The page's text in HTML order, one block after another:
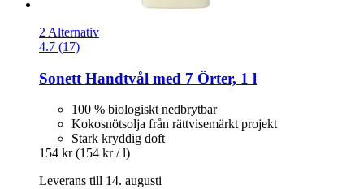
2 Alternativ
4.7 (17)
Sonett Handtvål med 7 Örter, 1 l
100 % biologiskt nedbrytbar
Kokosnötsolja från rättvisemärkt projekt
Stark kryddig doft
154 kr (154 kr / l)
Leverans till 14. augusti